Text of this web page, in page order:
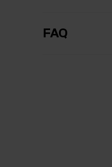
FAQ